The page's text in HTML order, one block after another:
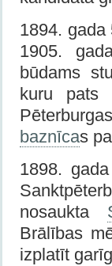
1894.
1905.
būdams
kuru pats
Pēterburgas
baznīcas
1898.
nosaukta
Brālības
izplatīt